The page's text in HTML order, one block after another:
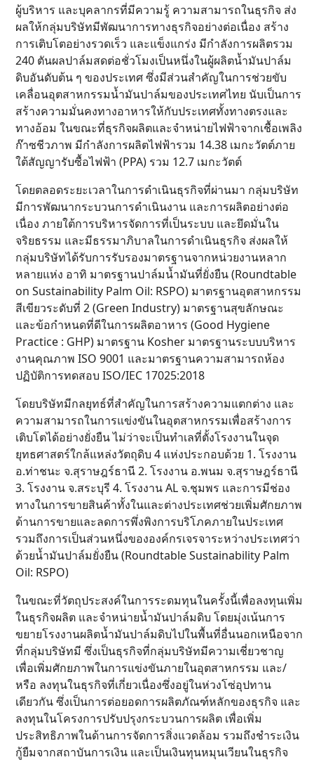
ผู้บริหาร และบุคลากรที่มีความรู้ ความสามารถในธุรกิจ ส่ง
ผลให้กลุ่มบริษัทมีพัฒนาการทางธุรกิจอย่างต่อเนื่อง สร้าง
การเติบโตอย่างรวดเร็ว และแข็งแกร่ง มีกำลังการผลิตรวม
240 ตันผลปาล์มสดต่อชั่วโมงเป็นหนึ่งในผู้ผลิตน้ำมันปาล์ม
ดิบอันดับต้น ๆ ของประเทศ ซึ่งมีส่วนสำคัญในการช่วยขับ
เคลื่อนอุตสาหกรรมน้ำมันปาล์มของประเทศไทย นับเป็นการ
สร้างความมั่นคงทางอาหารให้กับประเทศทั้งทางตรงและ
ทางอ้อม ในขณะที่ธุรกิจผลิตและจำหน่ายไฟฟ้าจากเชื้อเพลิง
ก๊าซชีวภาพ มีกำลังการผลิตไฟฟ้ารวม 14.38 เมกะวัตต์ภาย
ใต้สัญญารับซื้อไฟฟ้า (PPA) รวม 12.7 เมกะวัตต์
โดยตลอดระยะเวลาในการดำเนินธุรกิจที่ผ่านมา กลุ่มบริษัท
มีการพัฒนากระบวนการดำเนินงาน และการผลิตอย่างต่อ
เนื่อง ภายใต้การบริหารจัดการที่เป็นระบบ และยึดมั่นใน
จริยธรรม และมีธรรมาภิบาลในการดำเนินธุรกิจ ส่งผลให้
กลุ่มบริษัทได้รับการรับรองมาตรฐานจากหน่วยงานหลาก
หลายแห่ง อาทิ มาตรฐานปาล์มน้ำมันที่ยั่งยืน (Roundtable
on Sustainability Palm Oil: RSPO) มาตรฐานอุตสาหกรรม
สีเขียวระดับที่ 2 (Green Industry) มาตรฐานสุขลักษณะ
และข้อกำหนดที่ดีในการผลิตอาหาร (Good Hygiene
Practice : GHP) มาตรฐาน Kosher มาตรฐานระบบบริหาร
งานคุณภาพ ISO 9001 และมาตรฐานความสามารถห้อง
ปฏิบัติการทดสอบ ISO/IEC 17025:2018
โดยบริษัทมีกลยุทธ์ที่สำคัญในการสร้างความแตกต่าง และ
ความสามารถในการแข่งขันในอุตสาหกรรมเพื่อสร้างการ
เติบโตได้อย่างยั่งยืน ไม่ว่าจะเป็นทำเลที่ตั้งโรงงานในจุด
ยุทธศาสตร์ใกล้แหล่งวัตถุดิบ 4 แห่งประกอบด้วย 1. โรงงาน
อ.ท่าชนะ จ.สุราษฎร์ธานี 2. โรงงาน อ.พนม จ.สุราษฎร์ธานี
3. โรงงาน จ.สระบุรี 4. โรงงาน AL จ.ชุมพร และการมีช่อง
ทางในการขายสินค้าทั้งในและต่างประเทศช่วยเพิ่มศักยภาพ
ด้านการขายและลดการพึ่งพิงการบริโภคภายในประเทศ
รวมถึงการเป็นส่วนหนึ่งขององค์กรเจรจาระหว่างประเทศว่า
ด้วยน้ำมันปาล์มยั่งยืน (Roundtable Sustainability Palm
Oil: RSPO)
ในขณะที่วัตถุประสงค์ในการระดมทุนในครั้งนี้เพื่อลงทุนเพิ่ม
ในธุรกิจผลิต และจำหน่ายน้ำมันปาล์มดิบ โดยมุ่งเน้นการ
ขยายโรงงานผลิตน้ำมันปาล์มดิบไปในพื้นที่อื่นนอกเหนือจาก
ที่กลุ่มบริษัทมี ซึ่งเป็นธุรกิจที่กลุ่มบริษัทมีความเชี่ยวชาญ
เพื่อเพิ่มศักยภาพในการแข่งขันภายในอุตสาหกรรม และ/
หรือ ลงทุนในธุรกิจที่เกี่ยวเนื่องซึ่งอยู่ในห่วงโซ่อุปทาน
เดียวกัน ซึ่งเป็นการต่อยอดการผลิตภัณฑ์หลักของธุรกิจ และ
ลงทุนในโครงการปรับปรุงกระบวนการผลิต เพื่อเพิ่ม
ประสิทธิภาพในด้านการจัดการสิ่งแวดล้อม รวมถึงชำระเงิน
กู้ยืมจากสถาบันการเงิน และเป็นเงินทุนหมุนเวียนในธุรกิจ